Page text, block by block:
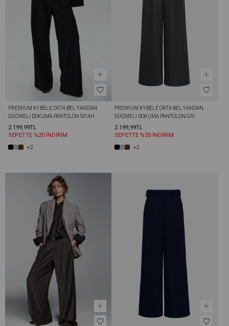
PREMIUM KYBELE ORTA BEL YANDAN
DÜĞMELI DOKUMA PANTOLON SIYAH
2.199,99TL
SEPETTE %20 İNDİRİM
+2
PREMIUM KYBELE ORTA BEL YANDAN
DÜĞMELI DOKUMA PANTOLON GRI
2.199,99TL
SEPETTE %20 İNDİRİM
+2